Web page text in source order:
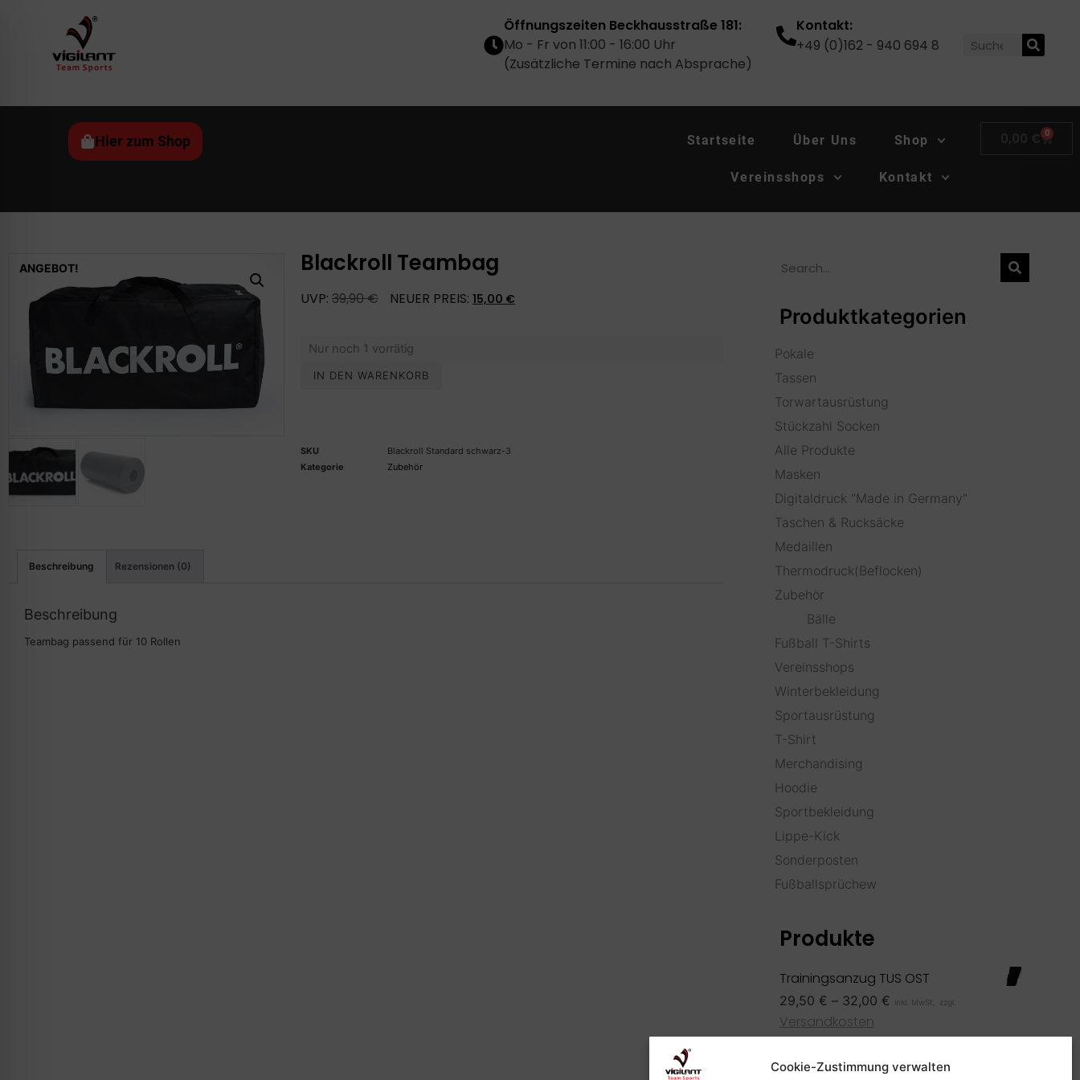
Cookie-Zustimmung verwalten
Öffnungszeiten Beckhausstraße 181:
Mo - Fr von 11:00 - 16:00 Uhr
(Zusätzliche Termine nach Absprache)
Kontakt:
+49 (0)162 - 940 694 8
Hier zum Shop Startseite Über Uns Shop
Vereinsshops Kontakt
0,00 € 0
ANGEBOT! Blackroll Teambag
UVP: 39,90€ NEUER PREIS: 15,00 €
Nur noch 1 vorrätig
IN DEN WARENKORB
SKU
Blackroll Standard schwarz-3
Kategorie
Zubehör
Beschreibung Rezensionen (0)
Beschreibung
Teambag passend für 10 Rollen
Produktkategorien
Pokale
Tassen
Torwartausrüstung
Stückzahl Socken
Alle Produkte
Masken
Digitaldruck "Made in Germany"
Taschen & Rucksäcke
Medaillen
Thermodruck(Beflocken)
Zubehör
Bälle
Fußball T-Shirts
Vereinsshops
Winterbekleidung
Sportausrüstung
T-Shirt
Merchandising
Hoodie
Sportbekleidung
Lippe-Kick
Sonderposten
Fußballsprüchew
Produkte
Trainingsanzug TUS OST
29,50 € – 32,00 € inkl. MwSt. zzgl.
Versandkosten